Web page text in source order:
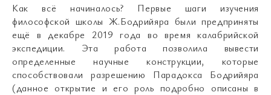
Как всё начиналось? Первые шаги изучения
философской школы Ж.Бодрийяра были предприняты
ещё в декабре 2019 года во время калабрийской
экспедиции. Эта работа позволила вывести
определенные научные конструкции, которые
способствовали разрешению Парадокса Бодрийяра
(данное открытие и его роль подробно описаны в